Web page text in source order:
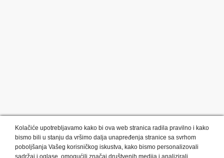
Kolačiće upotrebljavamo kako bi ova web stranica radila pravilno i kako
bismo bili u stanju da vršimo dalja unapređenja stranice sa svrhom
poboljšanja Vašeg korisničkog iskustva, kako bismo personalizovali
sadržaj i oglase, omogućili značaj društvenih medija i analizirali